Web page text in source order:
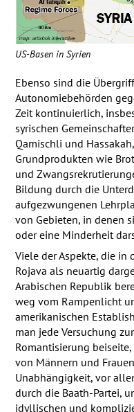
US-Basen in Syrien
Ebenso sind die
Autonomiebehörden
Zeit kontinuierlich,
syrischen
Qamischli und
Grundprodukten wie
und
Bildung durch die
aufgezwungenen
von Gebieten, in denen
oder eine Minderheit
Viele der Aspekte, die
Rojava als neuartig
Arabischen Republik
weg vom Rampenlicht
amerikanischen
man jede Versuchung
Romantisierung
von Männern und
Unabhängigkeit, vor
durch die Baath-Partei,
idyllischen und